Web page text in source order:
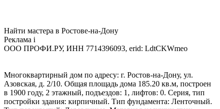
Найти мастера в Ростове-на-Дону
Реклама i
ООО ПРОФИ.РУ, ИНН 7714396093, erid: LdtCKWmeo
Многоквартирный дом по адресу: г. Ростов-на-Дону, ул.
Азовская, д. 2/10. Общая площадь дома 185.20 кв.м, построен
в 1900 году, 2 этажный, подъездов: 1, лифтов: 0. Серия, тип
постройки здания: кирпичный. Тип фундамента: Ленточный.